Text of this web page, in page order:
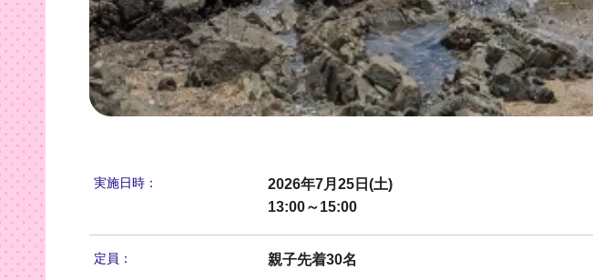
実施日時：
2026年7月25日(土)
13:00～15:00
定員： 親子先着30名